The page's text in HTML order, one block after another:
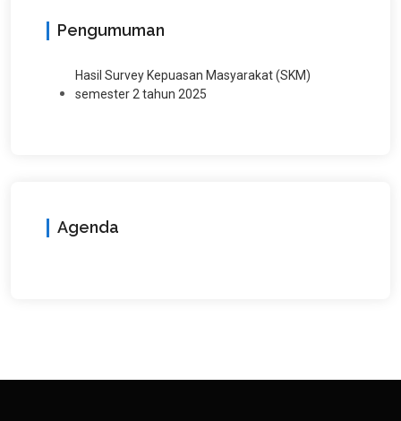
Pengumuman
Hasil Survey Kepuasan Masyarakat (SKM)
semester 2 tahun 2025
Agenda